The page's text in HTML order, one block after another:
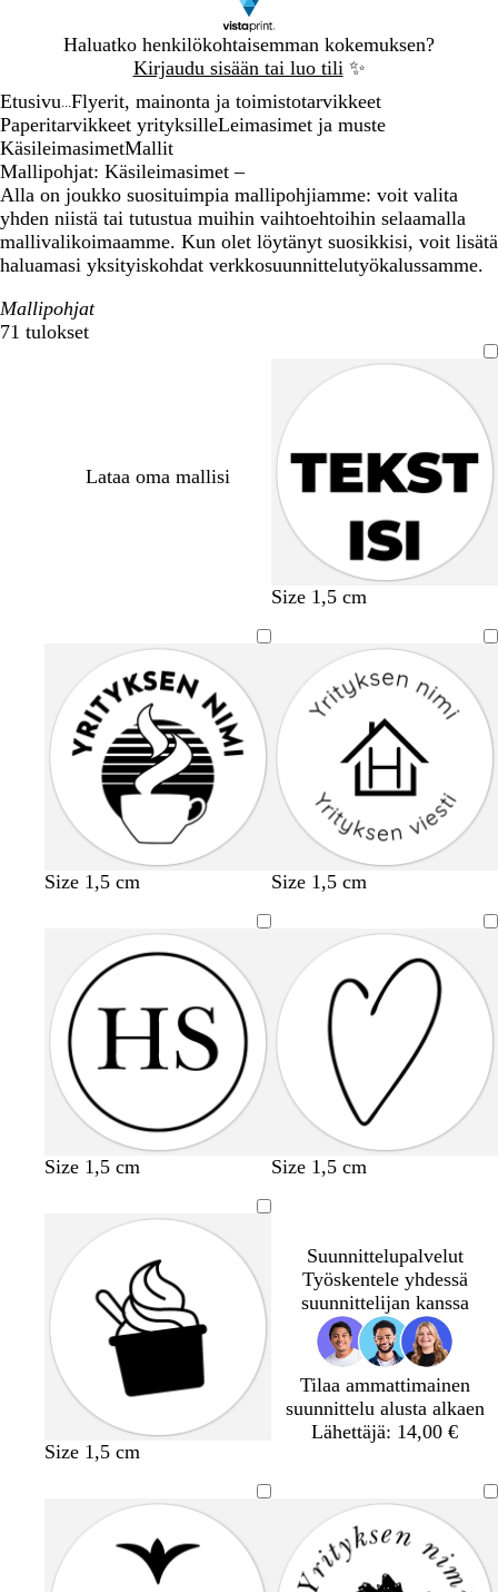
Haluatko henkilökohtaisemman kokemuksen?
Kirjaudu sisään tai luo tili ✨
1
Etusivu Flyerit, mainonta ja toimistotarvikkeet
Paperitarvikkeet yrityksilleLeimasimet ja muste
KäsileimasimetMallit
Mallipohjat: Käsileimasimet –
Alla on joukko suosituimpia mallipohjiamme: voit valita
yhden niistä tai tutustua muihin vaihtoehtoihin selaamalla
mallivalikoimaamme. Kun olet löytänyt suosikkisi, voit lisätä
haluamasi yksityiskohdat verkkosuunnittelutyökalussamme.
Mallipohjat
71 tulokset
Suodattimet
Lataa oma mallisi
Size 1,5 cm
Size 1,5 cm Size 1,5 cm
Size 1,5 cm Size 1,5 cm
Size 1,5 cm
Suunnittelupalvelut
Työskentele yhdessä
suunnittelijan kanssa
Tilaa ammattimainen
suunnittelu alusta alkaen
Lähettäjä: 14,00 €